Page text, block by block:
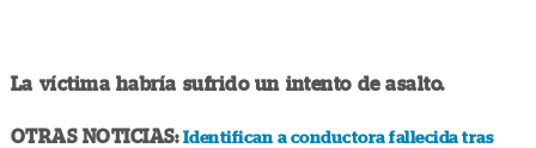
La víctima habría sufrido un intento de asalto.
OTRAS NOTICIAS:Identifican a conductora fallecida tras